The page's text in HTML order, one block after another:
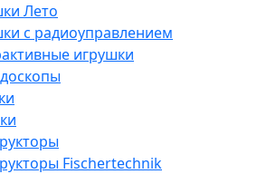
Лето
с радиоуправлением
игрушки
Fisсhertechnik